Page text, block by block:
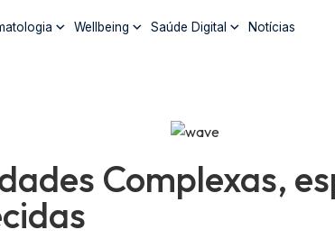
Wellbeing Saúde Digital Notícias
Complexas,